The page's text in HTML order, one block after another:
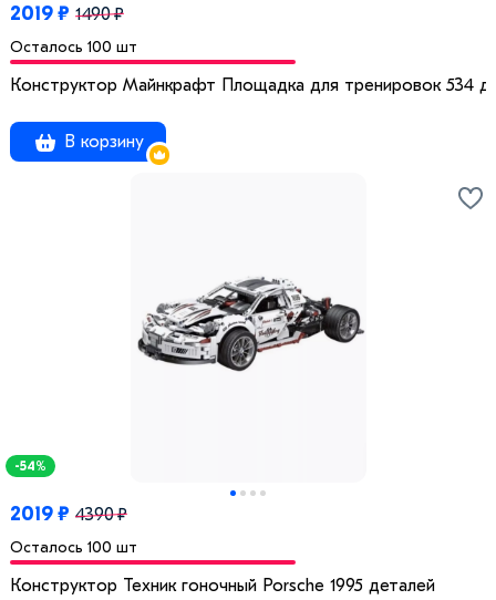
2019 ₽ 1490 ₽
Осталось 100 шт
Конструктор Майнкрафт Площадка для тренировок 534
В корзину
-54%
2019 ₽ 4390 ₽
Осталось 100 шт
Конструктор Техник гоночный Porsche 1995 деталей